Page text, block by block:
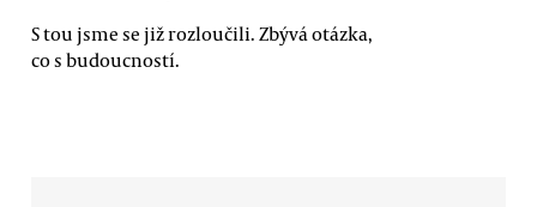
S tou jsme se již rozloučili. Zbývá otázka,
co s budoucností.